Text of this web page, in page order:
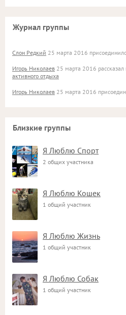
Журнал группы
Слон Редкий 25 марта 2016
Игорь Николаев 25 марта 2016 рассказал
активного отдыха
Игорь Николаев 25 марта 2016
Близкие группы
Я Люблю Спорт
2 общих участника
Я Люблю Кошек
1 общий участник
Я Люблю Жизнь
1 общий участник
Я Люблю Собак
1 общий участник